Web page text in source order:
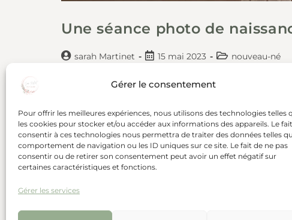
Gérer le consentement
Pour offrir les meilleures expériences, nous utilisons des technologies telles
les cookies pour stocker et/ou accéder aux informations des appareils. Le
consentir à ces technologies nous permettra de traiter des données telles
comportement de navigation ou les ID uniques sur ce site. Le fait de ne pas
consentir ou de retirer son consentement peut avoir un effet négatif sur
certaines caractéristiques et fonctions.
Gérer les services
Une séance photo de
sarah Martinet 15 mai 2023 nouveau-né
En tant que photographe spécialisé dans les
émouvants de familles accueillant leurs
Continuer La Lecture